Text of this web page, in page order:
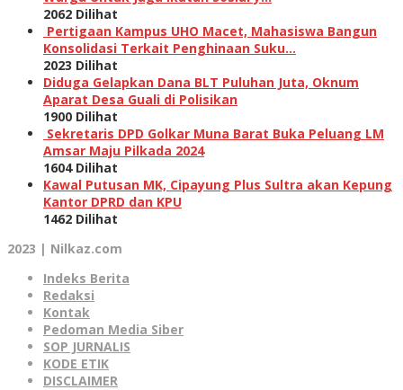
2062 Dilihat
Pertigaan Kampus UHO Macet, Mahasiswa Bangun
Konsolidasi Terkait Penghinaan Suku…
2023 Dilihat
Diduga Gelapkan Dana BLT Puluhan Juta, Oknum
Aparat Desa Guali di Polisikan
1900 Dilihat
Sekretaris DPD Golkar Muna Barat Buka Peluang LM
Amsar Maju Pilkada 2024
1604 Dilihat
Kawal Putusan MK, Cipayung Plus Sultra akan Kepung
Kantor DPRD dan KPU
1462 Dilihat
2023 | Nilkaz.com
Indeks Berita
Redaksi
Kontak
Pedoman Media Siber
SOP JURNALIS
KODE ETIK
DISCLAIMER